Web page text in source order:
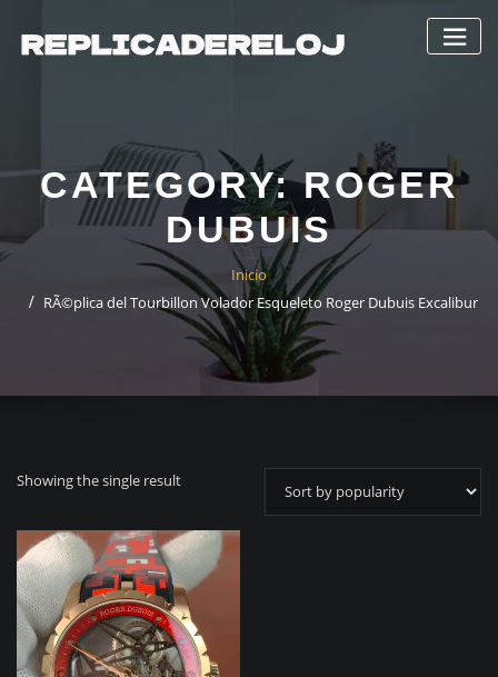
contenido
CATEGORY:ROGER
DUBUIS
Inicio
RÃ©plica del Tourbillon Volador Esqueleto Roger Dubuis Excalibur
Showing the single result